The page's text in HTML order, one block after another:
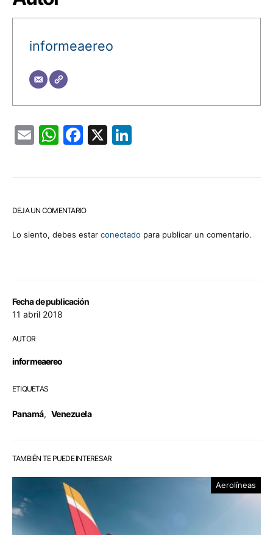
Fecha de publicación
11 abril 2018
AUTOR
informeaereo
ETIQUETAS
Panamá, Venezuela
informeaereo
EmailWhatsApp
Facebook
X
DEJA UN COMENTARIO
Lo siento, debes estar conectado para publicar un comentario.
TAMBIÉN TE PUEDE INTERESAR
Aerolíneas